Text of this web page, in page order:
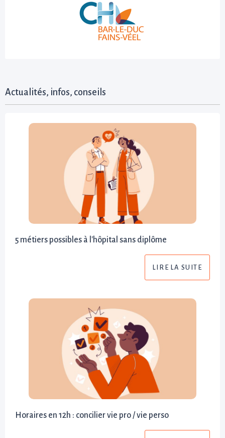
Actualités, infos, conseils
5 métiers possibles à l'hôpital sans diplôme
LIRE LA SUITE
Horaires en 12h : concilier vie pro / vie perso